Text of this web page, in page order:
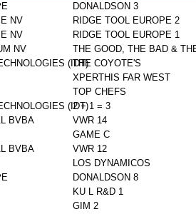
DONALDSON 3
NV RIDGE TOOL EUROPE 2
NV RIDGE TOOL EUROPE 1
NV THE GOOD, THE BAD &
(IDT)
THE COYOTE'S
XPERTHIS FAR WEST
TOP CHEFS
(IDT)
2 + 1 = 3
BVBA VWR 14
GAME C
BVBA VWR 12
LOS DYNAMICOS
DONALDSON 8
KU L R&D 1
GIM 2